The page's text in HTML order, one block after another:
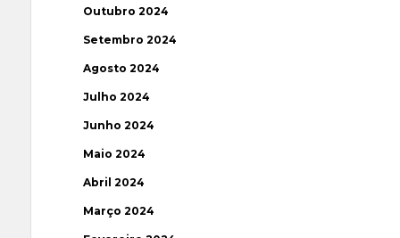
Outubro 2024
Setembro 2024
Agosto 2024
Julho 2024
Junho 2024
Maio 2024
Abril 2024
Março 2024